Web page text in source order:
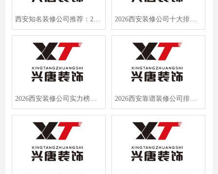
西安知名装修公司推荐：2026口碑榜榜首揭晓，入住一年业主零差评 2026西安装修公司十大排名出炉，兴唐装饰凭“先装修后付款”强势登顶
2026西安装修公司实力榜出炉，一套房三种装法，避坑指南全解析 2026西安靠谱装修公司排行榜TOP10：先装修后付款模式成新趋势